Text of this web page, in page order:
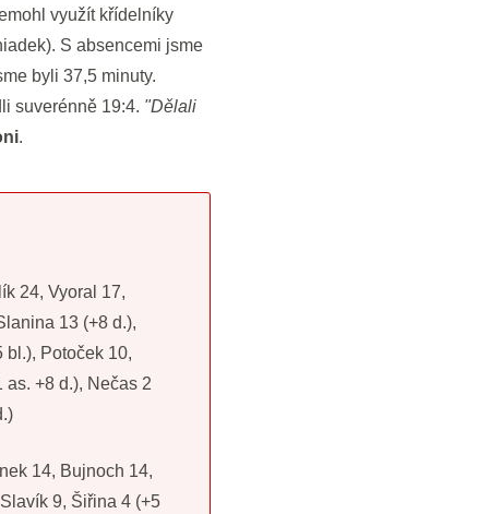
využít křídelníky
S absencemi jsme
byli 37,5 minuty.
suverénně 19:4. "Dělali
.
24, Vyoral 17,
13 (+8 d.),
bl.), Potoček 10,
as. +8 d.), Nečas 2
14, Bujnoch 14,
9, Šiřina 4 (+5